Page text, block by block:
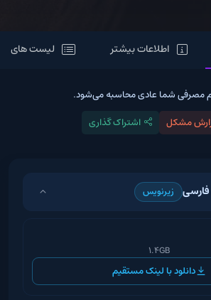
اطلاعات بیشتر لیست های
مصرفی شما عادی محاسبه می‌شود.
مشکل
اشتراک گذاری
زیرنویس
1.4GB
دانلود با لینک مستقیم